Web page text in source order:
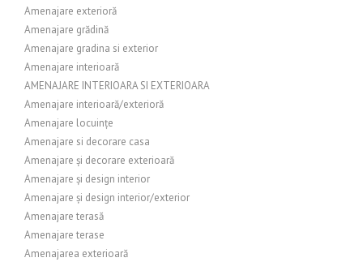
Amenajare exterioră
Amenajare grădină
Amenajare gradina si exterior
Amenajare interioară
AMENAJARE INTERIOARA SI EXTERIOARA
Amenajare interioară/exterioră
Amenajare locuințe
Amenajare si decorare casa
Amenajare și decorare exterioară
Amenajare și design interior
Amenajare și design interior/exterior
Amenajare terasă
Amenajare terase
Amenajarea exterioară